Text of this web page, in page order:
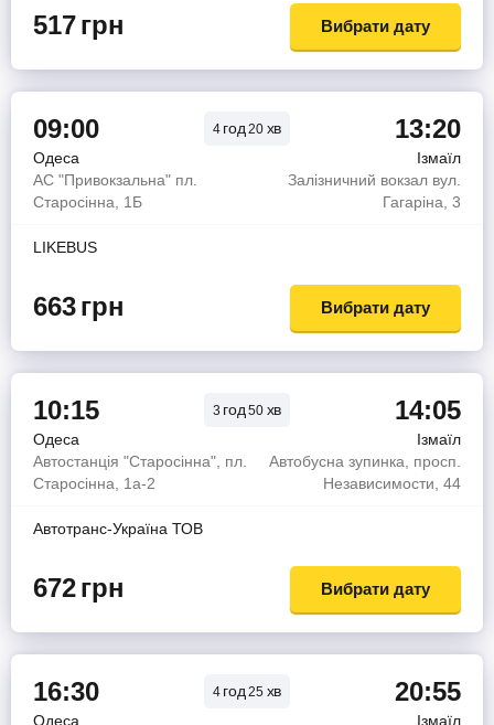
517грн Вибрати дату
09:00 4 год20 хв 13:20
Одеса
Ізмаїл
АС "Привокзальна" пл.
Старосінна, 1Б
Залізничний вокзал вул.
Гагаріна, 3
LIKEBUS
663грн Вибрати дату
10:15 3 год50 хв 14:05
Одеса
Ізмаїл
Автостанція "Старосінна", пл.
Старосінна, 1а-2
Автобусна зупинка, просп.
Независимости, 44
Автотранс-Україна ТОВ
672грн Вибрати дату
16:30 4 год25 хв 20:55
Одеса Ізмаїл